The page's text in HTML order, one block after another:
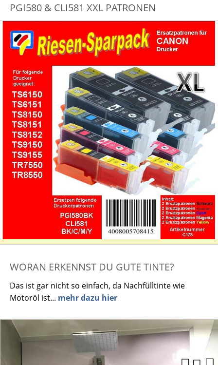
PGI580 & CLI581 XXL PATRONEN
WORAN ERKENNST DU GUTE TINTE?
Das ist gar nicht so einfach, da Nachfülltinte wie
Motoröl ist... mehr dazu hier